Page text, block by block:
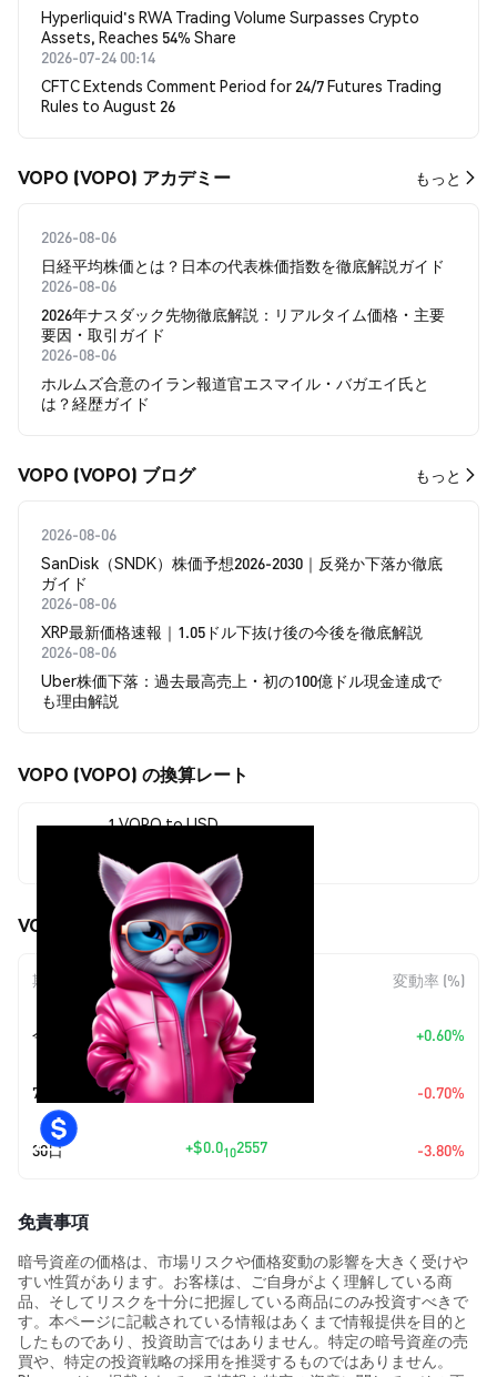
Hyperliquid's RWA Trading Volume Surpasses Crypto
Assets, Reaches 54% Share
2026-07-24 00:14
CFTC Extends Comment Period for 24/7 Futures Trading
Rules to August 26
VOPO (VOPO) アカデミー もっと
2026-08-06
日経平均株価とは？日本の代表株価指数を徹底解説ガイド
2026-08-06
2026年ナスダック先物徹底解説：リアルタイム価格・主要
要因・取引ガイド
2026-08-06
ホルムズ合意のイラン報道官エスマイル・バガエイ氏と
は？経歴ガイド
VOPO (VOPO) ブログ もっと
2026-08-06
SanDisk（SNDK）株価予想2026-2030｜反発か下落か徹底
ガイド
2026-08-06
XRP最新価格速報｜1.05ドル下抜け後の今後を徹底解説
2026-08-06
Uber株価下落：過去最高売上・初の100億ドル現金達成で
も理由解説
VOPO (VOPO) の換算レート
1 VOPO to USD
$0.0<sub>9</sub>6475
VOPO (VOPO) の価格変動
期間 金額変動 変動率 (%)
今日 + $0.0113861 +0.60%
7日 +$0.0114564 -0.70%
30日 +$0.0102557 -3.80%
免責事項
暗号資産の価格は、市場リスクや価格変動の影響を大きく受けや
すい性質があります。お客様は、ご自身がよく理解している商
品、そしてリスクを十分に把握している商品にのみ投資すべきで
す。本ページに記載されている情報はあくまで情報提供を目的と
したものであり、投資助言ではありません。特定の暗号資産の売
買や、特定の投資戦略の採用を推奨するものではありません。